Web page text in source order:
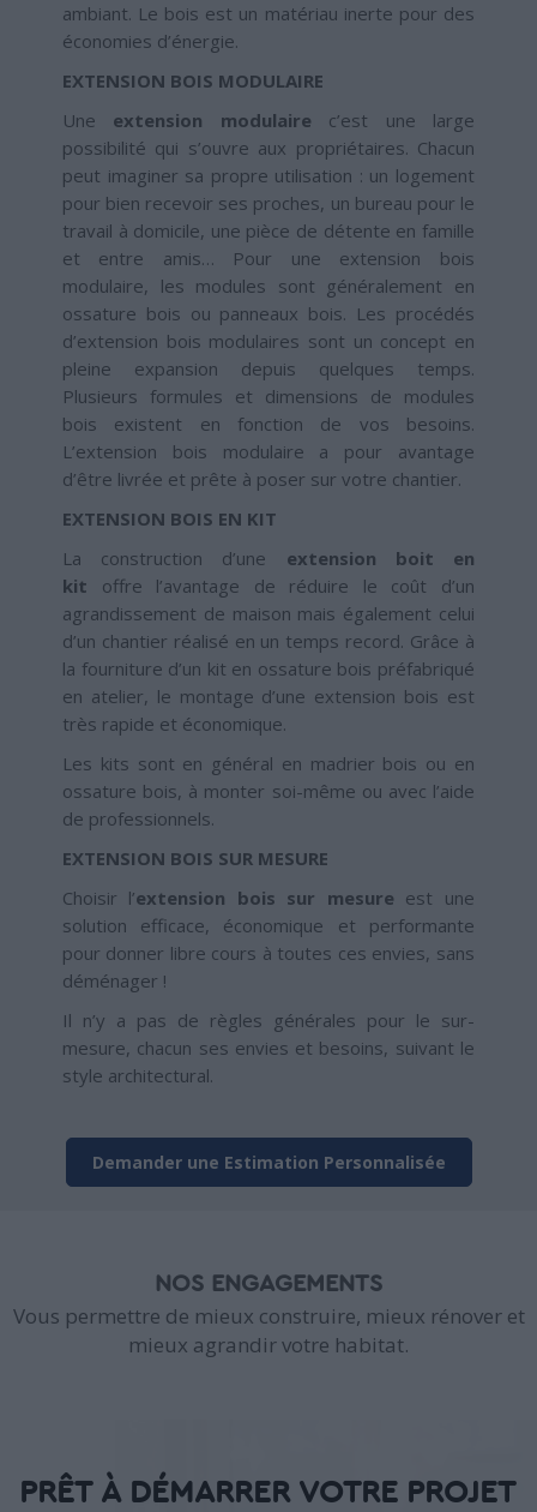
ambiant. Le bois est un matériau inerte pour des
économies d’énergie.
EXTENSION BOIS MODULAIRE
Une extension modulaire c’est une large
possibilité qui s’ouvre aux propriétaires. Chacun
peut imaginer sa propre utilisation : un logement
pour bien recevoir ses proches, un bureau pour le
travail à domicile, une pièce de détente en famille
et entre amis… Pour une extension bois
modulaire, les modules sont généralement en
ossature bois ou panneaux bois. Les procédés
d’extension bois modulaires sont un concept en
pleine expansion depuis quelques temps.
Plusieurs formules et dimensions de modules
bois existent en fonction de vos besoins.
L’extension bois modulaire a pour avantage
d’être livrée et prête à poser sur votre chantier.
EXTENSION BOIS EN KIT
La construction d’une extension boit en
kit offre l’avantage de réduire le coût d’un
agrandissement de maison mais également celui
d’un chantier réalisé en un temps record. Grâce à
la fourniture d’un kit en ossature bois préfabriqué
en atelier, le montage d’une extension bois est
très rapide et économique.
Les kits sont en général en madrier bois ou en
ossature bois, à monter soi-même ou avec l’aide
de professionnels.
EXTENSION BOIS SUR MESURE
Choisir l’extension bois sur mesure est une
solution efficace, économique et performante
pour donner libre cours à toutes ces envies, sans
déménager !
Il n’y a pas de règles générales pour le sur-
mesure, chacun ses envies et besoins, suivant le
style architectural.
Demander une Estimation Personnalisée
NOS ENGAGEMENTS
Vous permettre de mieux construire, mieux rénover et
mieux agrandir votre habitat.
PRÊT À DÉMARRER VOTRE PROJET